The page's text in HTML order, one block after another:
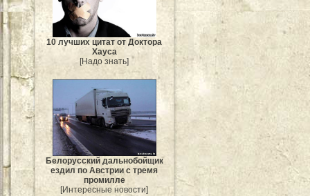
10 лучших цитат от Доктора
Хауса
[Надо знать]
Белорусский дальнобойщик
ездил по Австрии с тремя
промилле
[Интересные новости]